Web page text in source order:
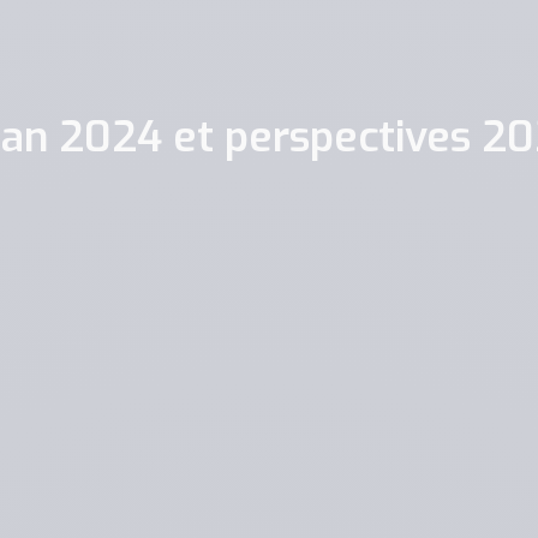
2024 et perspectives